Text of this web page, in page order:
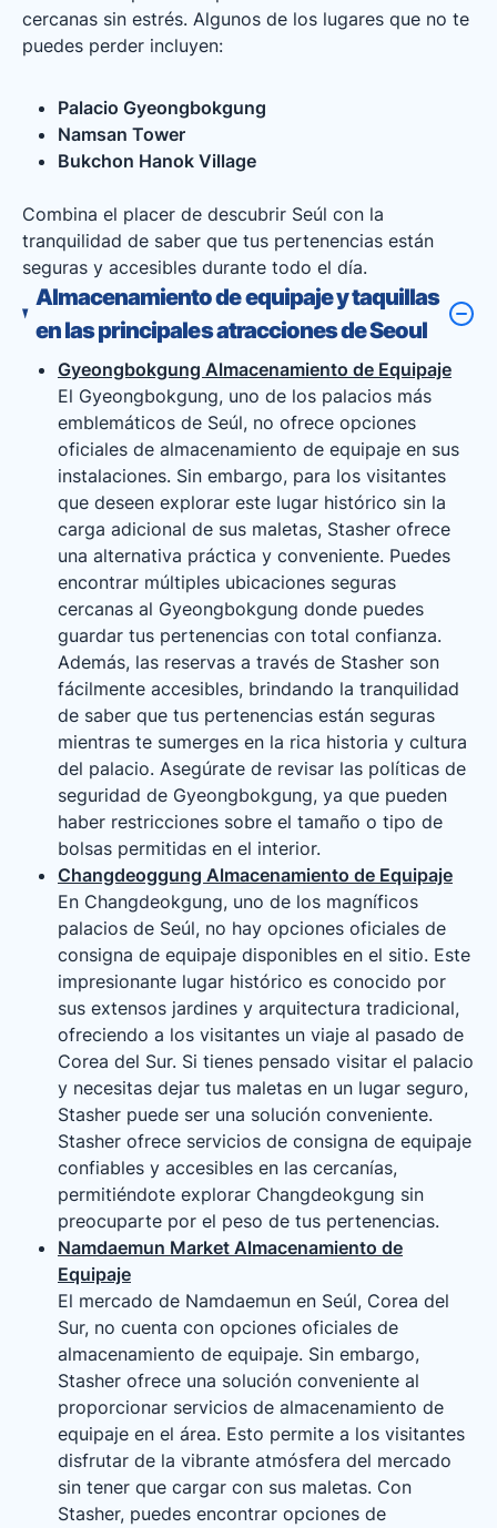
cercanas sin estrés. Algunos de los lugares que no te
puedes perder incluyen:
Palacio Gyeongbokgung
Namsan Tower
Bukchon Hanok Village
Combina el placer de descubrir Seúl con la
tranquilidad de saber que tus pertenencias están
seguras y accesibles durante todo el día.
Almacenamiento de equipaje y taquillas
en las principales atracciones de Seoul
Gyeongbokgung Almacenamiento de Equipaje
El Gyeongbokgung, uno de los palacios más
emblemáticos de Seúl, no ofrece opciones
oficiales de almacenamiento de equipaje en sus
instalaciones. Sin embargo, para los visitantes
que deseen explorar este lugar histórico sin la
carga adicional de sus maletas, Stasher ofrece
una alternativa práctica y conveniente. Puedes
encontrar múltiples ubicaciones seguras
cercanas al Gyeongbokgung donde puedes
guardar tus pertenencias con total confianza.
Además, las reservas a través de Stasher son
fácilmente accesibles, brindando la tranquilidad
de saber que tus pertenencias están seguras
mientras te sumerges en la rica historia y cultura
del palacio. Asegúrate de revisar las políticas de
seguridad de Gyeongbokgung, ya que pueden
haber restricciones sobre el tamaño o tipo de
bolsas permitidas en el interior.
Changdeoggung Almacenamiento de Equipaje
En Changdeokgung, uno de los magníficos
palacios de Seúl, no hay opciones oficiales de
consigna de equipaje disponibles en el sitio. Este
impresionante lugar histórico es conocido por
sus extensos jardines y arquitectura tradicional,
ofreciendo a los visitantes un viaje al pasado de
Corea del Sur. Si tienes pensado visitar el palacio
y necesitas dejar tus maletas en un lugar seguro,
Stasher puede ser una solución conveniente.
Stasher ofrece servicios de consigna de equipaje
confiables y accesibles en las cercanías,
permitiéndote explorar Changdeokgung sin
preocuparte por el peso de tus pertenencias.
Namdaemun Market Almacenamiento de
Equipaje
El mercado de Namdaemun en Seúl, Corea del
Sur, no cuenta con opciones oficiales de
almacenamiento de equipaje. Sin embargo,
Stasher ofrece una solución conveniente al
proporcionar servicios de almacenamiento de
equipaje en el área. Esto permite a los visitantes
disfrutar de la vibrante atmósfera del mercado
sin tener que cargar con sus maletas. Con
Stasher, puedes encontrar opciones de